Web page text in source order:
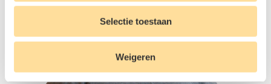
Selectie toestaan
Weigeren